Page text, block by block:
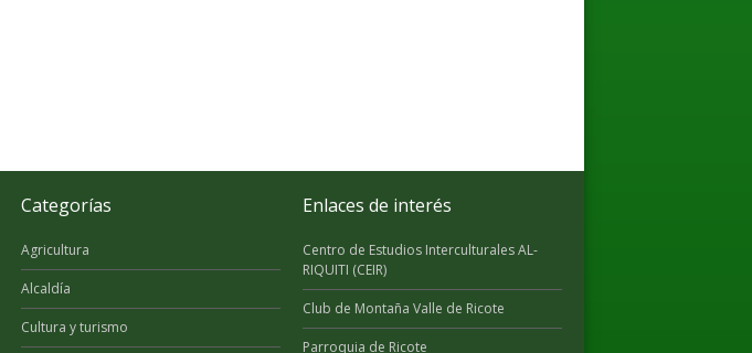
Categorías
Agricultura
Alcaldía
Cultura y turismo
Enlaces de interés
Centro de Estudios Interculturales AL-
RIQUITI (CEIR)
Club de Montaña Valle de Ricote
Parroquia de Ricote